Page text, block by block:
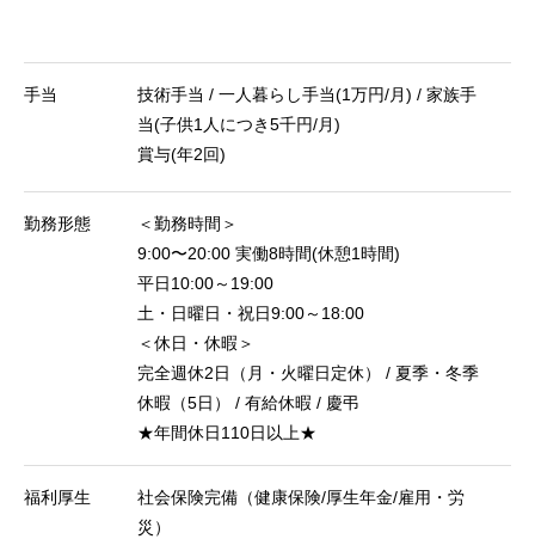
手当
技術手当 / 一人暮らし手当(1万円/月) / 家族手
当(子供1人につき5千円/月)
賞与(年2回)
勤務形態
＜勤務時間＞
9:00〜20:00 実働8時間(休憩1時間)
平日10:00～19:00
土・日曜日・祝日9:00～18:00
＜休日・休暇＞
完全週休2日（月・火曜日定休） / 夏季・冬季
休暇（5日） / 有給休暇 / 慶弔
★年間休日110日以上★
福利厚生
社会保険完備（健康保険/厚生年金/雇用・労
災）